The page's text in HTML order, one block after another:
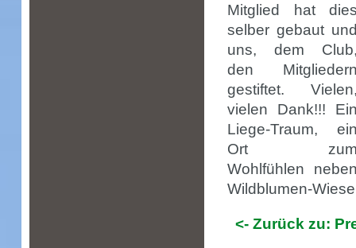
Mitglied hat
selber gebaut
uns, dem
den
gestiftet.
vielen Dank!!!
Liege-Traum,
Ort
Wohlfühlen
Wildblumen-
<- Zurück zu: